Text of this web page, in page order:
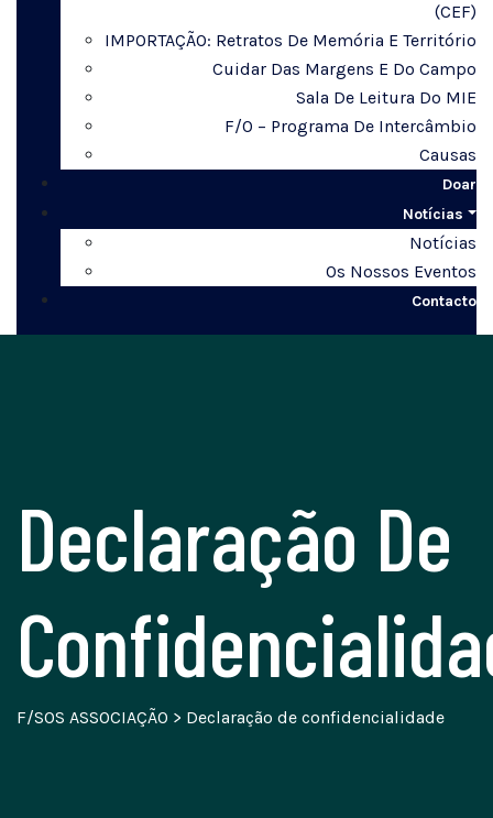
(CEF)
IMPORTAÇÃO: Retratos De Memória E Território
Cuidar Das Margens E Do Campo
Sala De Leitura Do MIE
F/O – Programa De Intercâmbio
Causas
Doar
Notícias
Notícias
Os Nossos Eventos
Contacto
Declaração De
F/SOS ASSOCIAÇÃO > Declaração de confidencialidade